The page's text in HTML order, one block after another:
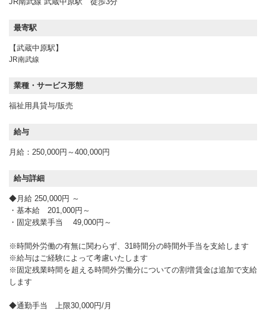
最寄駅
【武蔵中原駅】
JR南武線
業種・サービス形態
福祉用具貸与/販売
給与
月給：250,000円～400,000円
給与詳細
◆月給 250,000円 ～
・基本給 201,000円～
・固定残業手当 49,000円～
※時間外労働の有無に関わらず、31時間分の時間外手当を支給します
※給与はご経験によって考慮いたします
※固定残業時間を超える時間外労働分についての割増賃金は追加で支給
します
◆通勤手当 上限30,000円/月